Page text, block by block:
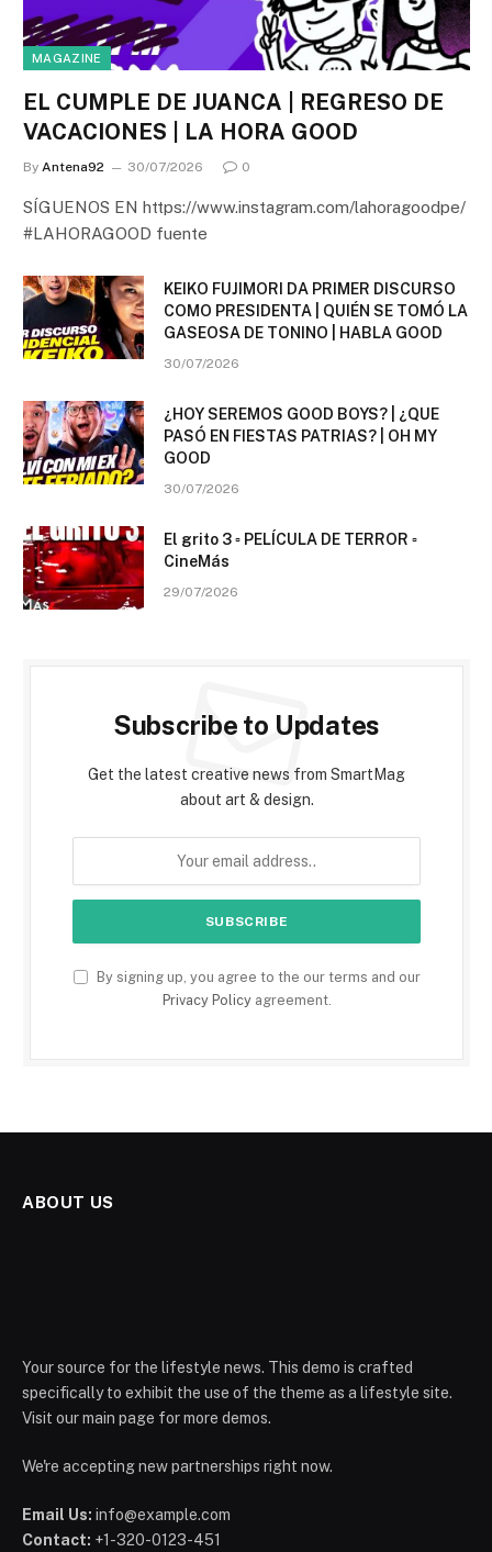
MAGAZINE
EL CUMPLE DE JUANCA | REGRESO DE
VACACIONES | LA HORA GOOD
By Antena92 30/07/2026 0
SÍGUENOS EN https://www.instagram.com/lahoragoodpe/
#LAHORAGOOD fuente
KEIKO FUJIMORI DA PRIMER DISCURSO
COMO PRESIDENTA | QUIÉN SE TOMÓ LA
GASEOSA DE TONINO | HABLA GOOD
30/07/2026
¿HOY SEREMOS GOOD BOYS? | ¿QUE
PASÓ EN FIESTAS PATRIAS? | OH MY
GOOD
30/07/2026
El grito 3 ▫️ PELÍCULA DE TERROR ▫️
CineMás
29/07/2026
Subscribe to Updates
Get the latest creative news from SmartMag
about art & design.
By signing up, you agree to the our terms and our
Privacy Policyagreement.
ABOUT US
Your source for the lifestyle news. This demo is crafted
specifically to exhibit the use of the theme as a lifestyle site.
Visit our main page for more demos.
We're accepting new partnerships right now.
Email Us: info@example.com
Contact: +1-320-0123-451